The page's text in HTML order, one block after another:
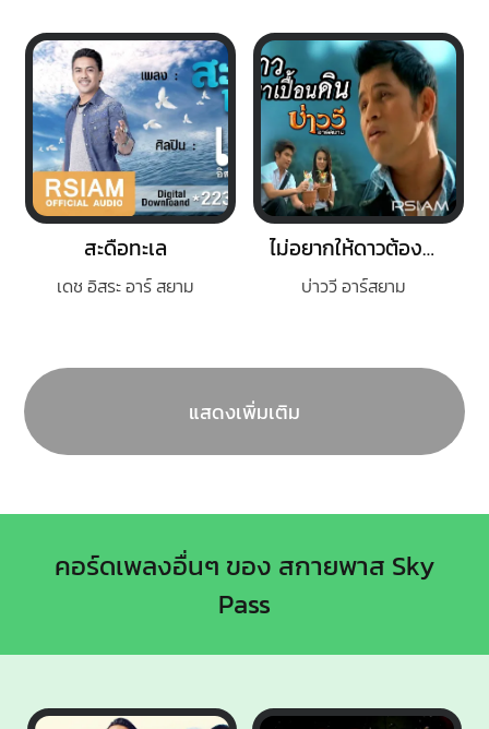
สะดือทะเล
เดช อิสระ อาร์ สยาม
ไม่อยากให้ดาวต้องมาเปื้อนดิน
บ่าววี อาร์สยาม
แสดงเพิ่มเติม
คอร์ดเพลงอื่นๆ ของ สกายพาส Sky
Pass